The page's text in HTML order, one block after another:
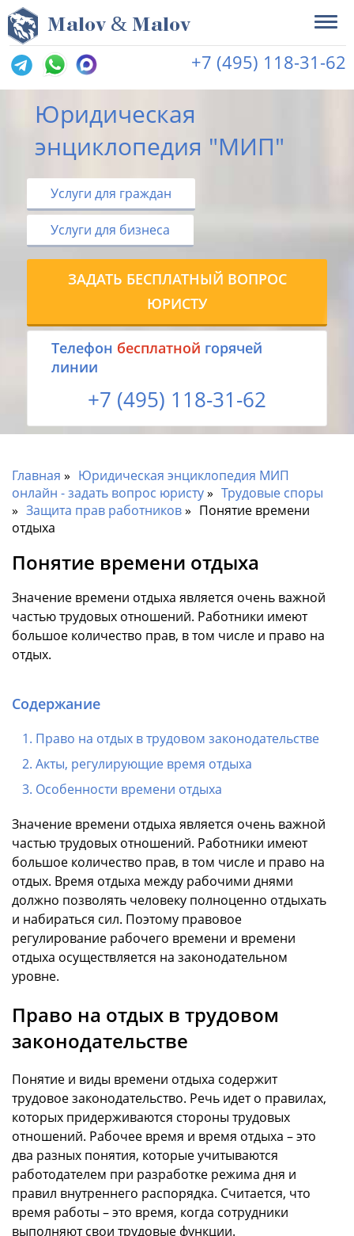
Malov & Malov
+7 (495) 118-31-62
Юридическая
энциклопедия "МИП"
Услуги для граждан
Услуги для бизнеса
ЗАДАТЬ БЕСПЛАТНЫЙ ВОПРОС
ЮРИСТУ
Tелефон бесплатной горячей
линии
+7 (495) 118-31-62
Главная
Юридическая энциклопедия МИП
онлайн - задать вопрос юристу
Трудовые споры
Защита прав работников
Понятие времени
отдыха
Понятие времени отдыха
Значение времени отдыха является очень важной
частью трудовых отношений. Работники имеют
большое количество прав, в том числе и право на
отдых.
Содержание
Право на отдых в трудовом законодательстве
Акты, регулирующие время отдыха
Особенности времени отдыха
Значение времени отдыха является очень важной
частью трудовых отношений. Работники имеют
большое количество прав, в том числе и право на
отдых. Время отдыха между рабочими днями
должно позволять человеку полноценно отдыхать
и набираться сил. Поэтому правовое
регулирование рабочего времени и времени
отдыха осуществляется на законодательном
уровне.
Право на отдых в трудовом
законодательстве
Понятие и виды времени отдыха содержит
трудовое законодательство. Речь идет о правилах,
которых придерживаются стороны трудовых
отношений. Рабочее время и время отдыха – это
два разных понятия, которые учитываются
работодателем при разработке режима дня и
правил внутреннего распорядка. Считается, что
время работы – это время, когда сотрудники
выполняют свои трудовые функции.